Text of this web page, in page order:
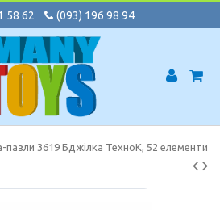
58 62 (093) 196 98 94
пазли 3619 Бджiлка ТехноК, 52 елементи